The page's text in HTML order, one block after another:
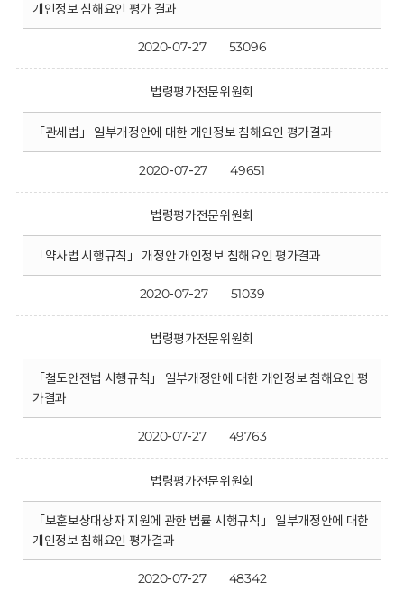
개인정보 침해요인 평가 결과
2020-07-27 53096
법령평가전문위원회
「관세법」 일부개정안에 대한 개인정보 침해요인 평가결과
2020-07-27 49651
법령평가전문위원회
「약사법 시행규칙」 개정안 개인정보 침해요인 평가결과
2020-07-27 51039
법령평가전문위원회
「철도안전법 시행규칙」 일부개정안에 대한 개인정보 침해요인 평
가결과
2020-07-27 49763
법령평가전문위원회
「보훈보상대상자 지원에 관한 법률 시행규칙」 일부개정안에 대한
개인정보 침해요인 평가결과
2020-07-27 48342